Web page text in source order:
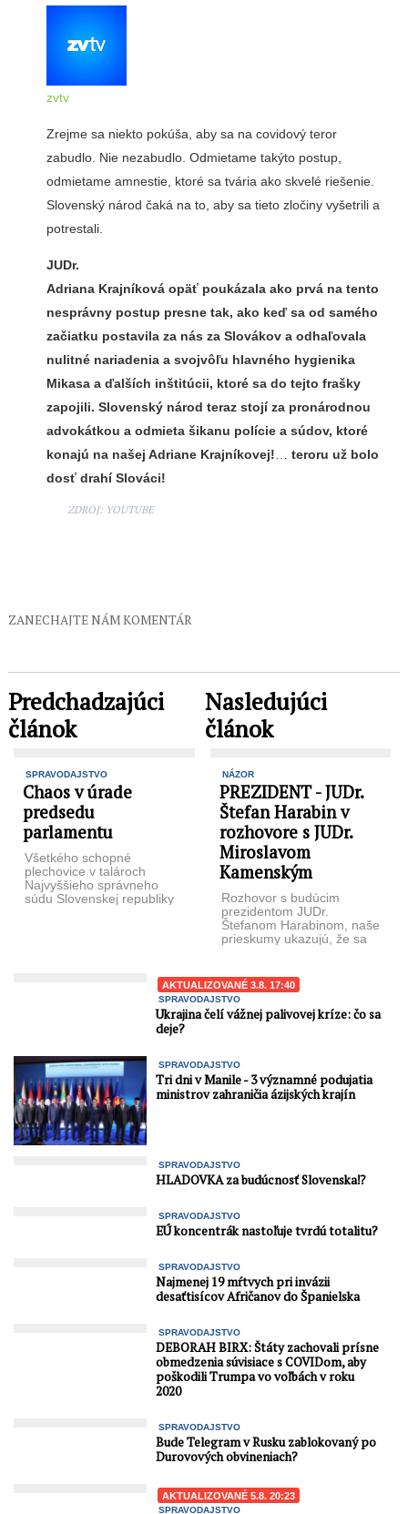
zvtv
Zrejme sa niekto pokúša, aby sa na covidový teror
zabudlo. Nie nezabudlo. Odmietame takýto postup,
odmietame amnestie, ktoré sa tvária ako skvelé riešenie.
Slovenský národ čaká na to, aby sa tieto zločiny vyšetrili a
potrestali.
JUDr.
Adriana Krajníková opäť poukázala ako prvá na tento
nesprávny postup presne tak, ako keď sa od samého
začiatku postavila za nás za Slovákov a odhaľovala
nulitné nariadenia a svojvôľu hlavného hygienika
Mikasa a ďalších inštitúcii, ktoré sa do tejto frašky
zapojili. Slovenský národ teraz stojí za pronárodnou
advokátkou a odmieta šikanu polície a súdov, ktoré
konajú na našej Adriane Krajníkovej!… teroru už bolo
dosť drahí Slováci!
ZDROJ: YOUTUBE
ZANECHAJTE NÁM KOMENTÁR
Predchadzajúci
článok
SPRAVODAJSTVO
Chaos v úrade
predsedu
parlamentu
Všetkého schopné
plechovice v talároch
Najvyššieho správneho
súdu Slovenskej republiky
Nasledujúci
článok
NÁZOR
PREZIDENT - JUDr.
Štefan Harabin v
rozhovore s JUDr.
Miroslavom
Kamenským
Rozhovor s budúcim
prezidentom JUDr.
Štefanom Harabinom, naše
prieskumy ukazujú, že sa
...
AKTUALIZOVANÉ 3.8. 17:40
SPRAVODAJSTVO
Ukrajina čelí vážnej palivovej kríze: čo sa
deje?
SPRAVODAJSTVO
Tri dni v Manile - 3 významné podujatia
ministrov zahraničia ázijských krajín
SPRAVODAJSTVO
HLADOVKA za budúcnosť Slovenska⁉️
SPRAVODAJSTVO
EÚ koncentrák nastoľuje tvrdú totalitu?
SPRAVODAJSTVO
Najmenej 19 mŕtvych pri invázii
desaťtisícov Afričanov do Španielska
SPRAVODAJSTVO
DEBORAH BIRX: Štáty zachovali prísne
obmedzenia súvisiace s COVIDom, aby
poškodili Trumpa vo voľbách v roku
2020
SPRAVODAJSTVO
Bude Telegram v Rusku zablokovaný po
Durovových obvineniach?
AKTUALIZOVANÉ 5.8. 20:23
SPRAVODAJSTVO